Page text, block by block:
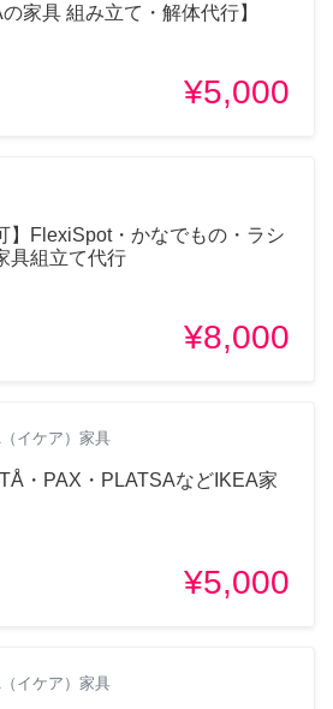
家具 組み立て・解体代行】
¥5,000
】FlexiSpot・かなでもの・ラシ
具組立て代行
¥8,000
イケア）家具
・PAX・PLATSAなどIKEA家
¥5,000
イケア）家具